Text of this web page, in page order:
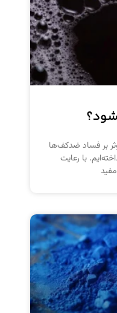
بر فساد ضدکف‌ها
با رعایت